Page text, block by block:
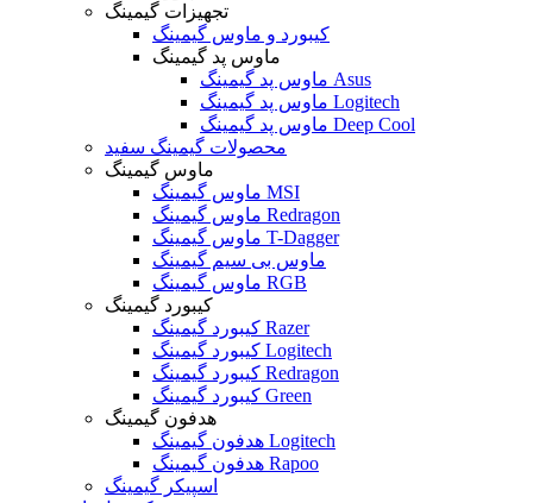
تجهیزات گیمینگ
کیبورد و ماوس گیمینگ
ماوس پد گیمینگ
ماوس پد گیمینگ Asus
ماوس پد گیمینگ Logitech
ماوس پد گیمینگ Deep Cool
محصولات گیمینگ سفید
ماوس گیمینگ
ماوس گیمینگ MSI
ماوس گیمینگ Redragon
ماوس گیمینگ T-Dagger
ماوس بی سیم گیمینگ
ماوس گیمینگ RGB
کیبورد گیمینگ
کیبورد گیمینگ Razer
کیبورد گیمینگ Logitech
کیبورد گیمینگ Redragon
کیبورد گیمینگ Green
هدفون گیمینگ
هدفون گیمینگ Logitech
هدفون گیمینگ Rapoo
اسپیکر گیمینگ